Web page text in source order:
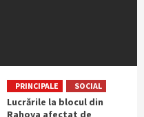
PRINCIPALE SOCIAL
Lucrările la blocul din
Rahova afectat de